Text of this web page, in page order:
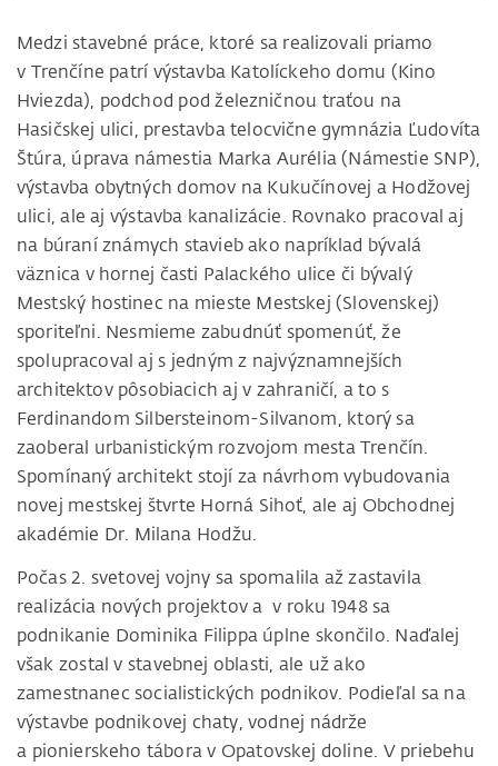
Medzi stavebné práce, ktoré sa realizovali priamo
v Trenčíne patrí výstavba Katolíckeho domu (Kino
Hviezda), podchod pod železničnou traťou na
Hasičskej ulici, prestavba telocvične gymnázia Ľudovíta
Štúra, úprava námestia Marka Aurélia (Námestie SNP),
výstavba obytných domov na Kukučínovej a Hodžovej
ulici, ale aj výstavba kanalizácie. Rovnako pracoval aj
na búraní známych stavieb ako napríklad bývalá
väznica v hornej časti Palackého ulice či bývalý
Mestský hostinec na mieste Mestskej (Slovenskej)
sporiteľni. Nesmieme zabudnúť spomenúť, že
spolupracoval aj s jedným z najvýznamnejších
architektov pôsobiacich aj v zahraničí, a to s
Ferdinandom Silbersteinom-Silvanom, ktorý sa
zaoberal urbanistickým rozvojom mesta Trenčín.
Spomínaný architekt stojí za návrhom vybudovania
novej mestskej štvrte Horná Sihoť, ale aj Obchodnej
akadémie Dr. Milana Hodžu.
Počas 2. svetovej vojny sa spomalila až zastavila
realizácia nových projektov a v roku 1948 sa
podnikanie Dominika Filippa úplne skončilo. Naďalej
však zostal v stavebnej oblasti, ale už ako
zamestnanec socialistických podnikov. Podieľal sa na
výstavbe podnikovej chaty, vodnej nádrže
a pionierskeho tábora v Opatovskej doline. V priebehu